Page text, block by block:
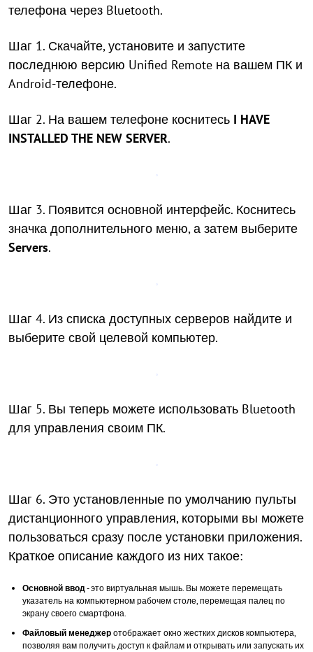
телефона через Bluetooth.
Шаг 1. Скачайте, установите и запустите
последнюю версию Unified Remote на вашем ПК и
Android-телефоне.
Шаг 2. На вашем телефоне коснитесь I HAVE
INSTALLED THE NEW SERVER.
Шаг 3. Появится основной интерфейс. Коснитесь
значка дополнительного меню, а затем выберите
Servers.
Шаг 4. Из списка доступных серверов найдите и
выберите свой целевой компьютер.
Шаг 5. Вы теперь можете использовать Bluetooth
для управления своим ПК.
Шаг 6. Это установленные по умолчанию пульты
дистанционного управления, которыми вы можете
пользоваться сразу после установки приложения.
Краткое описание каждого из них такое:
Основной ввод- это виртуальная мышь. Вы можете перемещать
указатель на компьютерном рабочем столе, перемещая палец по
экрану своего смартфона.
Файловый менеджер отображает окно жестких дисков компьютера,
позволяя вам получить доступ к файлам и открывать или запускать их